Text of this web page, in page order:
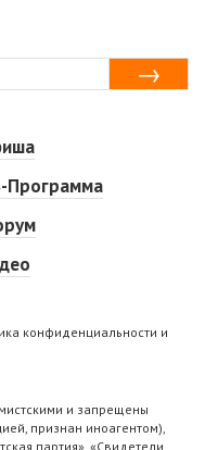
Программа
конфиденциальности и
и запрещены
признан иноагентом),
партия», «Свидетели